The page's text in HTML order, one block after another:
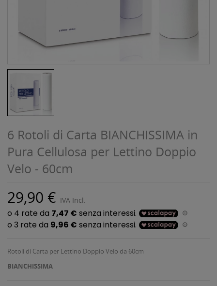
6 Rotoli di Carta BIANCHISSIMA in
Pura Cellulosa per Lettino Doppio
Velo - 60cm
29,90 € IVA Incl.
Rotoli di Carta per Lettino Doppio Velo da 60cm
BIANCHISSIMA